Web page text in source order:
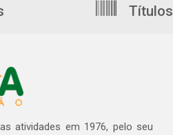
Títulos
atividades em 1976, pelo seu